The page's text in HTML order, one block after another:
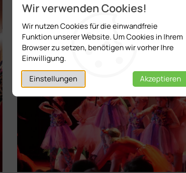
Wir verwenden Cookies!
Wir nutzen Cookies für die einwandfreie
Funktion unserer Website. Um Cookies in Ihrem
Browser zu setzen, benötigen wir vorher Ihre
Einwilligung.
Einstellungen
Akzeptieren